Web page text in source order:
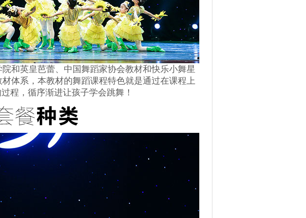
和英皇芭蕾、中国舞蹈家协会教材和快乐小舞星
体系，本教材的舞蹈课程特色就是通过在课程上
程，循序渐进让孩子学会跳舞！